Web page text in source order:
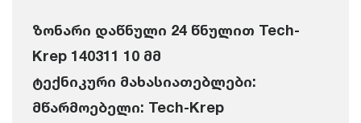
ზონარი დაწნული 24 წნულით Tech-
Krep 140311 10 მმ
ტექნიკური მახასიათებლები:
მწარმოებელი: Tech-Krep